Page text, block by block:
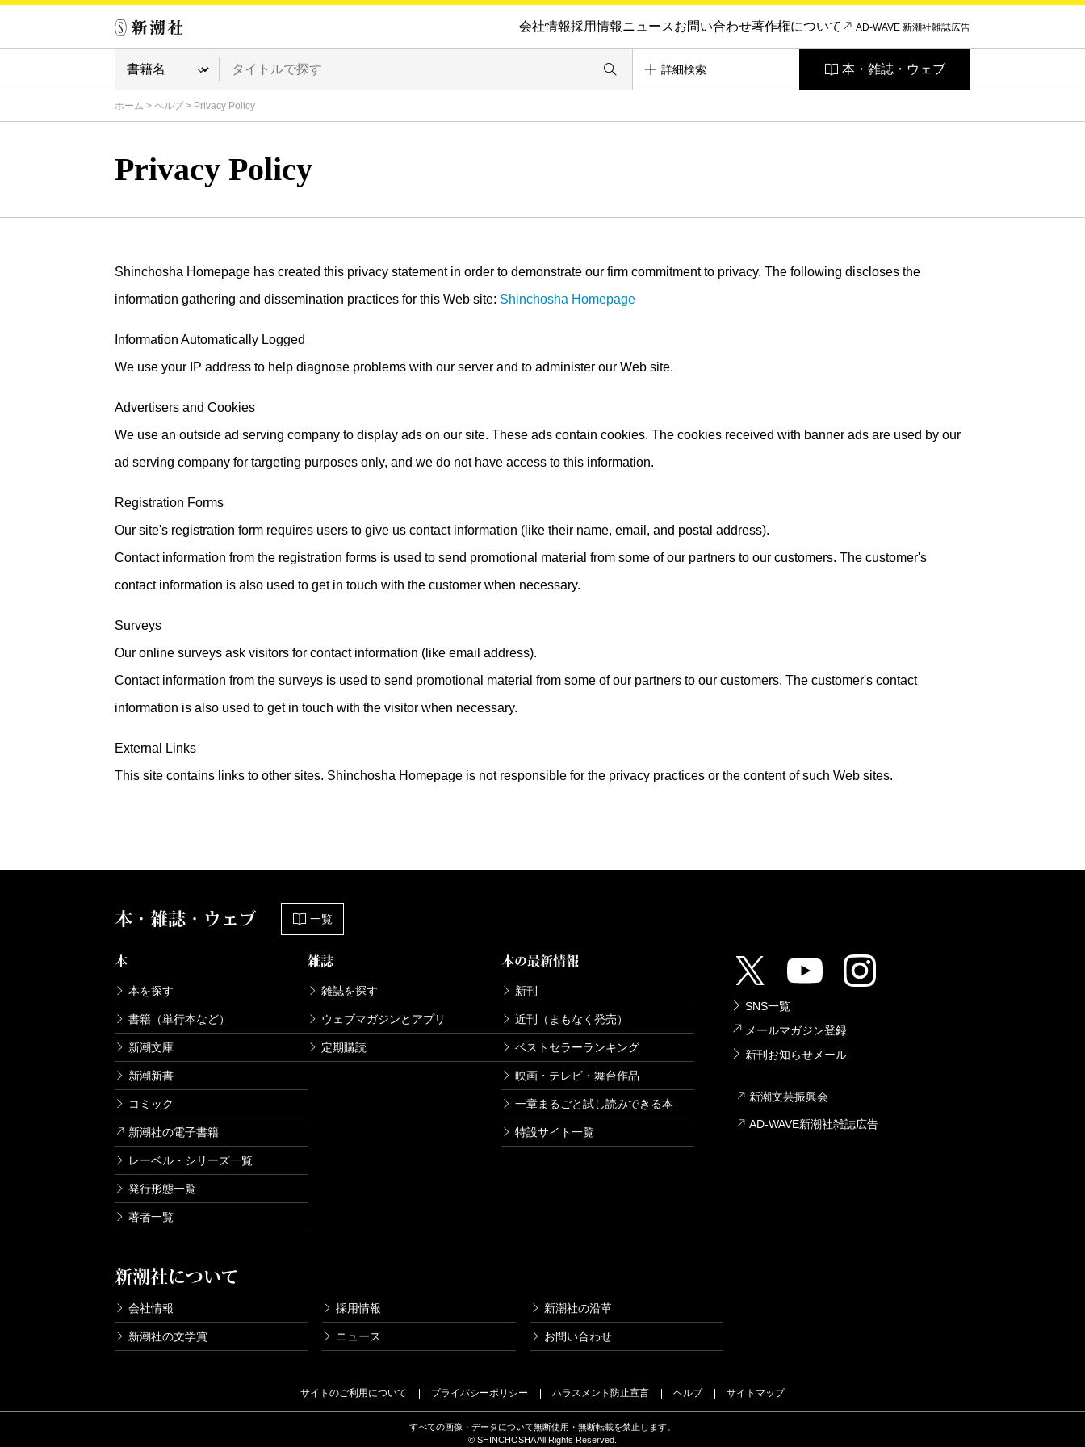
会社情報採用情報ニュースお問い合わせ著作権について AD-WAVE 新潮社雑誌広告
詳細検索 本・雑誌・ウェブ
ホーム > ヘルプ > Privacy Policy
Privacy Policy
Shinchosha Homepage has created this privacy statement in order to demonstrate our firm commitment to privacy. The following discloses the
information gathering and dissemination practices for this Web site: Shinchosha Homepage
Information Automatically Logged
We use your IP address to help diagnose problems with our server and to administer our Web site.
Advertisers and Cookies
We use an outside ad serving company to display ads on our site. These ads contain cookies. The cookies received with banner ads are used by our
ad serving company for targeting purposes only, and we do not have access to this information.
Registration Forms
Our site's registration form requires users to give us contact information (like their name, email, and postal address).
Contact information from the registration forms is used to send promotional material from some of our partners to our customers. The customer's
contact information is also used to get in touch with the customer when necessary.
Surveys
Our online surveys ask visitors for contact information (like email address).
Contact information from the surveys is used to send promotional material from some of our partners to our customers. The customer's contact
information is also used to get in touch with the visitor when necessary.
External Links
This site contains links to other sites. Shinchosha Homepage is not responsible for the privacy practices or the content of such Web sites.
本・雑誌・ウェブ 一覧
本
本を探す
書籍（単行本など）
新潮文庫
新潮新書
コミック
新潮社の電子書籍
レーベル・シリーズ一覧
発行形態一覧
著者一覧
雑誌
雑誌を探す
ウェブマガジンとアプリ
定期購読
本の最新情報
新刊
近刊（まもなく発売）
ベストセラーランキング
映画・テレビ・舞台作品
一章まるごと試し読みできる本
特設サイト一覧
新潮社について
会社情報 採用情報 新潮社の沿革
新潮社の文学賞 ニュース お問い合わせ
SNS一覧
メールマガジン登録
新刊お知らせメール
新潮文芸振興会
AD-WAVE新潮社雑誌広告
サイトのご利用について プライバシーポリシー ハラスメント防止宣言 ヘルプ サイトマップ
すべての画像・データについて無断使用・無断転載を禁止します。
© SHINCHOSHA All Rights Reserved.